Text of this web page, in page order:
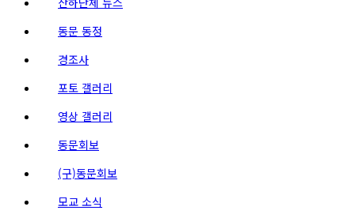
동문 동정
경조사
포토 갤러리
영상 갤러리
동문회보
(구)동문회보
모교 소식